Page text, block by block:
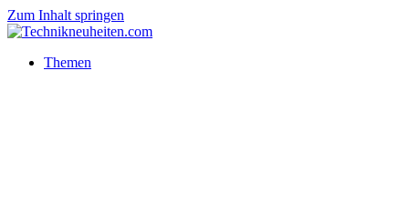
Zum Inhalt springen
Themen